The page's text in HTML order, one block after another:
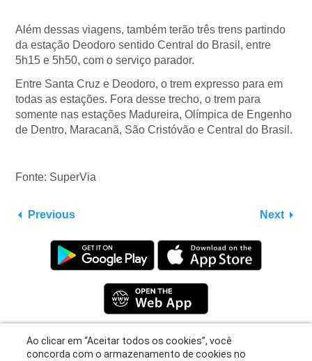
Além dessas viagens, também terão três trens partindo
da estação Deodoro sentido Central do Brasil, entre
5h15 e 5h50, com o serviço parador.
Entre Santa Cruz e Deodoro, o trem expresso para em
todas as estações. Fora desse trecho, o trem para
somente nas estações Madureira, Olímpica de Engenho
de Dentro, Maracanã, São Cristóvão e Central do Brasil.
Fonte: SuperVia
Previous Next
Privacy Policy |Terms|Support
© 2026 Moovit Updates - All Rights Reserved.
Ao clicar em “Aceitar todos os cookies”, você
concorda com o armazenamento de cookies no
seu dispositivo para melhorar a navegação no